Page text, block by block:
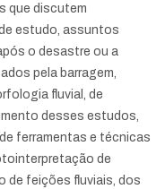
que discutem
estudo, assuntos
o desastre ou a
pela barragem,
fluvial, de
desses estudos,
ferramentas e técnicas
de
de feições fluviais, dos